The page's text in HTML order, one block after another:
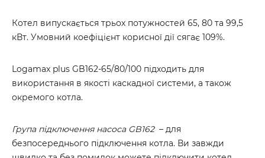
Котел випускається трьох потужностей 65, 80 та 99,5
кВт. Умовний коефіцієнт корисної дії сягає 109%.
Logamax plus GB162-65/80/100 підходить для
використання в якості каскадної системи, а також
окремого котла.
Група підключення насоса GB162– для
безпосереднього підключення котла. Ви завжди